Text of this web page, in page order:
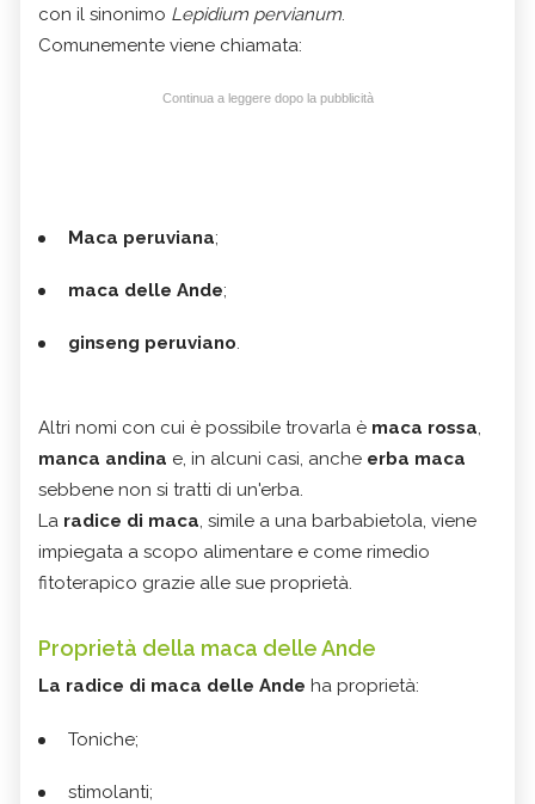
con il sinonimo Lepidium pervianum.
Comunemente viene chiamata:
Continua a leggere dopo la pubblicità
Maca peruviana;
maca delle Ande;
ginseng peruviano.
Altri nomi con cui è possibile trovarla è maca rossa,
manca andina e, in alcuni casi, anche erba maca
sebbene non si tratti di un'erba.
La radice di maca, simile a una barbabietola, viene
impiegata a scopo alimentare e come rimedio
fitoterapico grazie alle sue proprietà.
Proprietà della maca delle Ande
La radice di maca delle Ande ha proprietà:
Toniche;
stimolanti;